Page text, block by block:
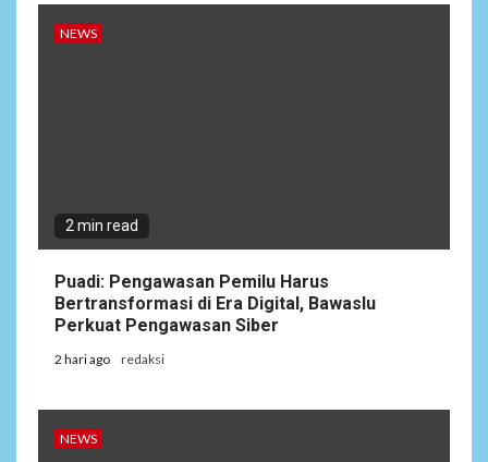
NEWS
2 min read
Puadi: Pengawasan Pemilu Harus
Bertransformasi di Era Digital, Bawaslu
Perkuat Pengawasan Siber
2 hari ago redaksi
NEWS